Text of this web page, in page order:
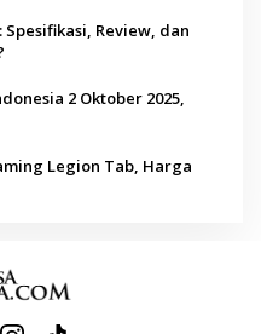
Spesifikasi, Review, dan
2 Oktober 2025,
Legion Tab, Harga